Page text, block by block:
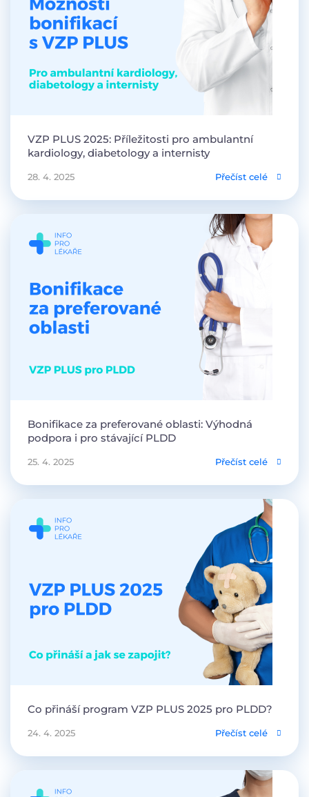
VZP PLUS 2025: Příležitosti pro ambulantní
kardiology, diabetology a internisty
28. 4. 2025 Přečíst celé
Bonifikace za preferované oblasti: Výhodná
podpora i pro stávající PLDD
25. 4. 2025 Přečíst celé
Co přináší program VZP PLUS 2025 pro PLDD?
24. 4. 2025 Přečíst celé